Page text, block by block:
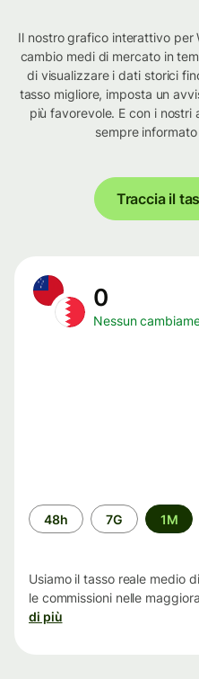
Il nostro grafico interattivo per
cambio medi di mercato in
di visualizzare i dati storici
tasso migliore, imposta un
più favorevole. E con i nostri
sempre
Traccia il
0
Nessun
Periodo
di
48h 7G 1M
Usiamo il tasso reale medio
le commissioni nelle
di più